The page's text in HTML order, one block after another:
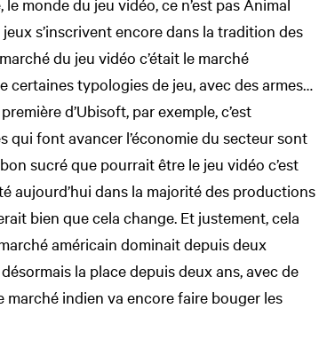
s’inscrivent encore dans la tradition des
du jeu vidéo c’était le marché
typologies de jeu, avec des armes…
d’Ubisoft, par exemple, c’est
qui font avancer l’économie du secteur sont
sucré que pourrait être le jeu vidéo c’est
aujourd’hui dans la majorité des productions
bien que cela change. Et justement, cela
américain dominait depuis deux
la place depuis deux ans, avec de
indien va encore faire bouger les